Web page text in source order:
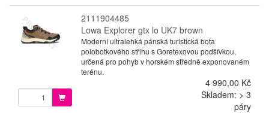
2111904485
Lowa Explorer gtx lo UK7 brown
Moderní ultralehká pánská turistická bota
polobotkového střihu s Goretexovou podšívkou,
určená pro pohyb v horském středně exponovaném
terénu.
4 990,00 Kč
Skladem: > 3
páry